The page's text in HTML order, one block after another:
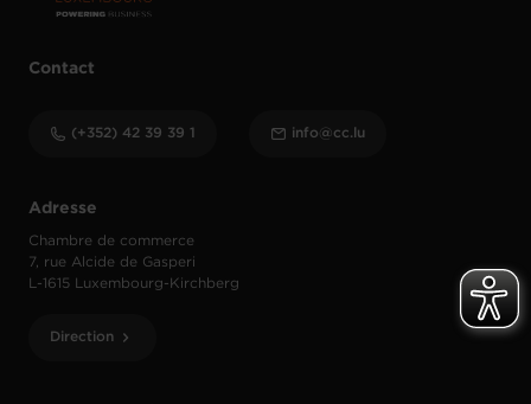
Adresse
Chambre de commerce
7, rue Alcide de Gasperi
L-1615 Luxembourg-Kirchberg
Direction
Contact
(+352) 42 39 39 1 info@cc.lu